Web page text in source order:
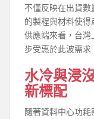
不僅反映在出貨
的製程與材料使
供應端來看，台
步受惠於此波需求
水冷與浸
新標配
隨著資料中心功